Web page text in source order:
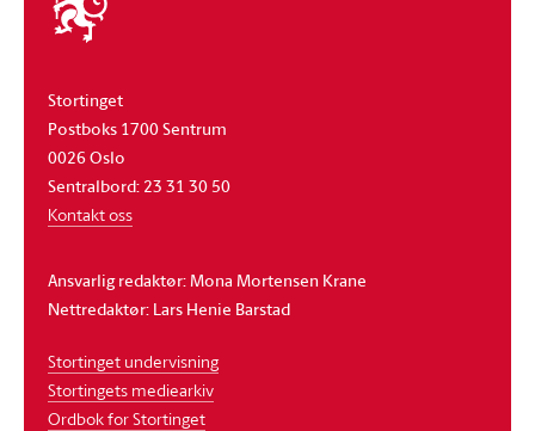
stortinget
Stortinget
Postboks 1700 Sentrum
0026 Oslo
Sentralbord: 23 31 30 50
Kontakt oss
Ansvarlig redaktør: Mona Mortensen Krane
Nettredaktør: Lars Henie Barstad
Stortinget undervisning
Stortingets mediearkiv
Ordbok for Stortinget